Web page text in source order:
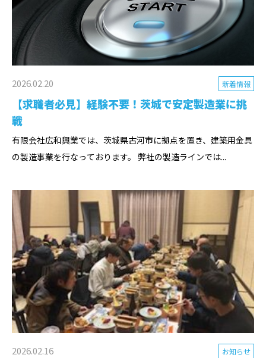
2026.02.20 新着情報
【求職者必見】経験不要！茨城で安定製造業に挑
戦
有限会社広和興業では、茨城県古河市に拠点を置き、建築用金具
の製造事業を行なっております。 弊社の製造ラインでは...
2026.02.16 お知らせ